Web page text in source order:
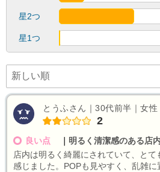
星2つ
星1つ
とうふさん｜30代前半｜女
2
良い点
明るく清潔感のある店
店内は明るく綺麗にされていて、とて
感じました。POPも見やすく、乱雑